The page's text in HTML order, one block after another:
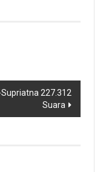
227.312
Suara